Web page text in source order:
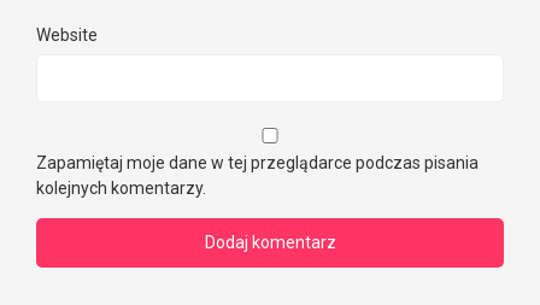
Website
Zapamiętaj moje dane w tej przeglądarce podczas pisania
kolejnych komentarzy.